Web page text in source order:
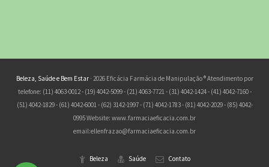
Beleza, Saúde e Bem Estar· 2026 Eficácia Farmácia de Manipulação ® Atendimento por
telefone: (11) 4063-0012 - (19) 4042-5099 - (21) 4063-7721 - (31) 4042-1424 - (41) 4042-7160 -
(51) 4042-1829 - (61) 4042-6001 - (62) 3142-1997 - (71) 4042-1783 - (81) 4042-2029 - (85) 4042-
0995 Website: www.farmaciaeficacia.com.br
email:ellenfrazao@farmaciaeficacia.com.br
Beleza Saúde Contato